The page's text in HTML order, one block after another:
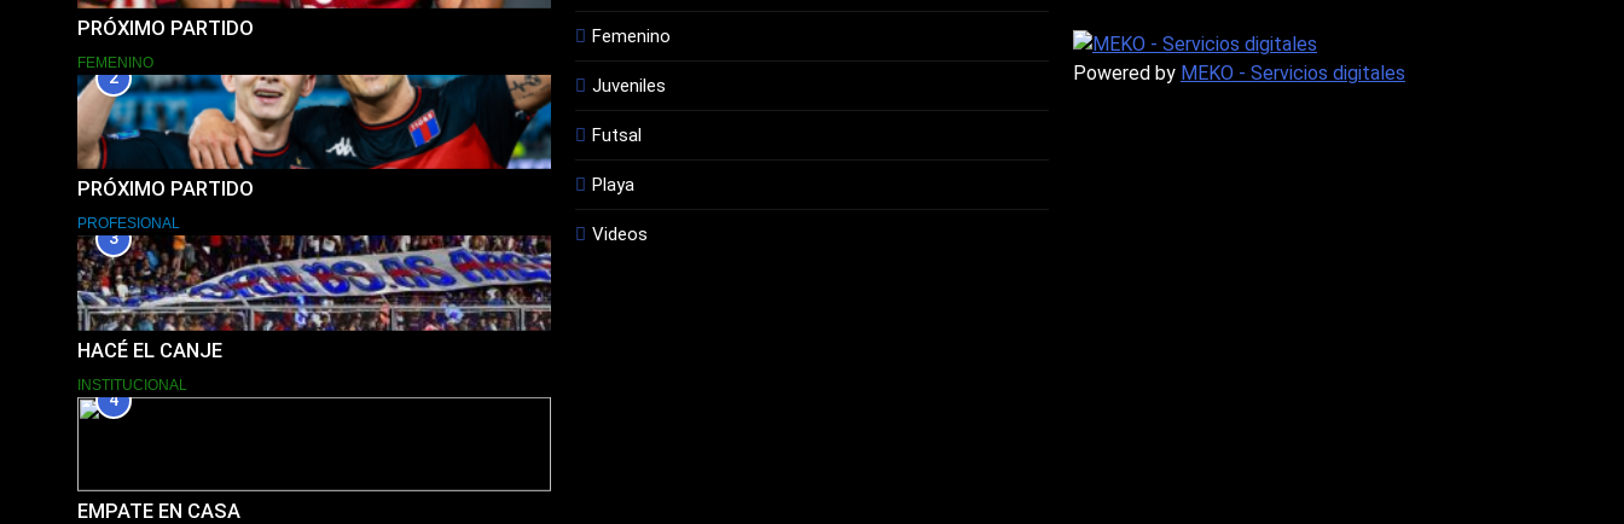
PRÓXIMO PARTIDO
FEMENINO
2
PRÓXIMO PARTIDO
PROFESIONAL
3
HACÉ EL CANJE
INSTITUCIONAL
4
EMPATE EN CASA
Femenino
Juveniles
Futsal
Playa
Videos
Powered by MEKO - Servicios digitales